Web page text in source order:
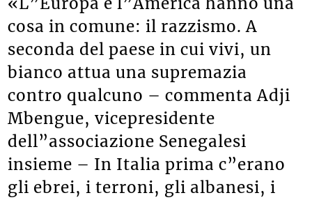
cosa in comune: il razzismo. A
seconda del paese in cui vivi, un
bianco attua una supremazia
contro qualcuno – commenta Adji
Mbengue, vicepresidente
dell”associazione Senegalesi
insieme – In Italia prima c”erano
gli ebrei, i terroni, gli albanesi, i